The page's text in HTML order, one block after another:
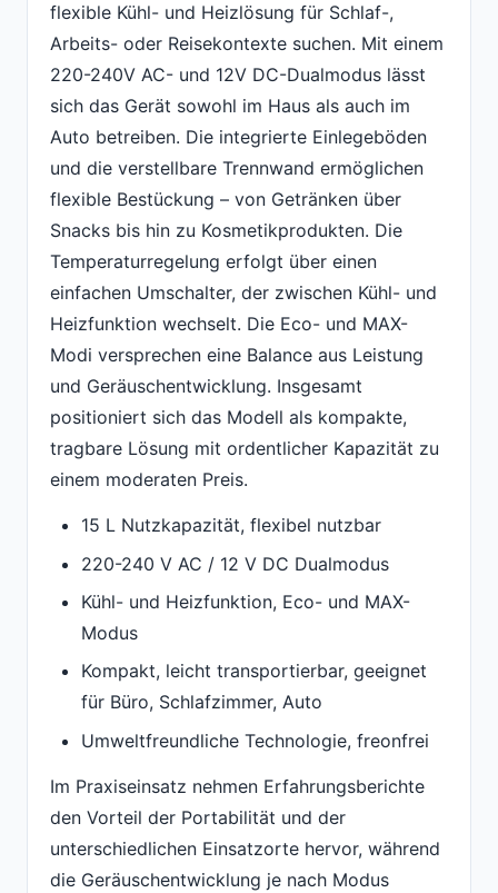
flexible Kühl- und Heizlösung für Schlaf-,
Arbeits- oder Reisekontexte suchen. Mit einem
220-240V AC- und 12V DC-Dualmodus lässt
sich das Gerät sowohl im Haus als auch im
Auto betreiben. Die integrierte Einlegeböden
und die verstellbare Trennwand ermöglichen
flexible Bestückung – von Getränken über
Snacks bis hin zu Kosmetikprodukten. Die
Temperaturregelung erfolgt über einen
einfachen Umschalter, der zwischen Kühl- und
Heizfunktion wechselt. Die Eco- und MAX-
Modi versprechen eine Balance aus Leistung
und Geräuschentwicklung. Insgesamt
positioniert sich das Modell als kompakte,
tragbare Lösung mit ordentlicher Kapazität zu
einem moderaten Preis.
15 L Nutzkapazität, flexibel nutzbar
220-240 V AC / 12 V DC Dualmodus
Kühl- und Heizfunktion, Eco- und MAX-
Modus
Kompakt, leicht transportierbar, geeignet
für Büro, Schlafzimmer, Auto
Umweltfreundliche Technologie, freonfrei
Im Praxiseinsatz nehmen Erfahrungsberichte
den Vorteil der Portabilität und der
unterschiedlichen Einsatzorte hervor, während
die Geräuschentwicklung je nach Modus